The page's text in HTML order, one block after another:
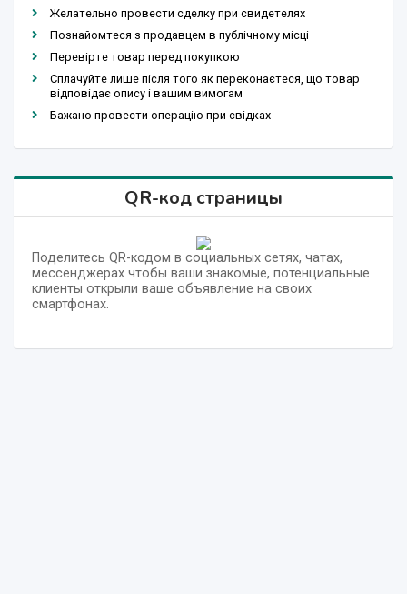
Желательно провести сделку при свидетелях
Познайомтеся з продавцем в публічному місці
Перевірте товар перед покупкою
Сплачуйте лише після того як переконаєтеся, що товар
відповідає опису і вашим вимогам
Бажано провести операцію при свідках
QR-код страницы
Поделитесь QR-кодом в социальных сетях, чатах,
мессенджерах чтобы ваши знакомые, потенциальные
клиенты открыли ваше объявление на своих
смартфонах.